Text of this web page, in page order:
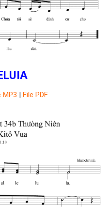
MP3 | File PDF